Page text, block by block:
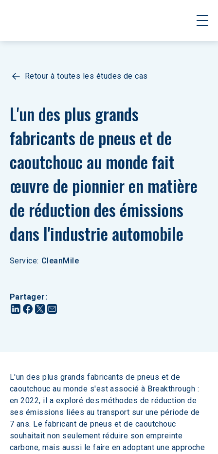
Retour à toutes les études de cas
L'un des plus grands
fabricants de pneus et de
caoutchouc au monde fait
œuvre de pionnier en matière
de réduction des émissions
dans l'industrie automobile
Service: CleanMile
Partager:
L'un des plus grands fabricants de pneus et de
caoutchouc au monde s'est associé à Breakthrough :
en 2022, il a exploré des méthodes de réduction de
ses émissions liées au transport sur une période de
7 ans. Le fabricant de pneus et de caoutchouc
souhaitait non seulement réduire son empreinte
carbone, mais aussi le faire en adoptant une approche